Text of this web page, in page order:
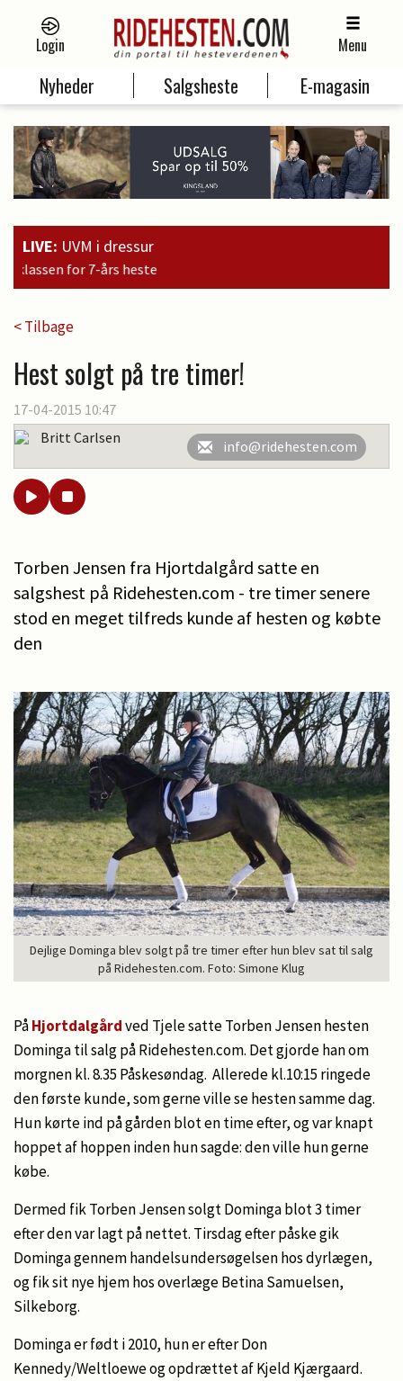
Login Menu
Nyheder Salgsheste E-magasin
LIVE: UVM i dressur
< Tilbage
Hest solgt på tre timer!
17-04-2015 10:47
Britt Carlsen
info@ridehesten.com
Torben Jensen fra Hjortdalgård satte en
salgshest på Ridehesten.com - tre timer senere
stod en meget tilfreds kunde af hesten og købte
den
Dejlige Dominga blev solgt på tre timer efter hun blev sat til salg
på Ridehesten.com. Foto: Simone Klug
PåHjortdalgårdved Tjele satte Torben Jensen hesten
Dominga til salg på Ridehesten.com. Det gjorde han om
morgnen kl. 8.35 Påskesøndag. Allerede kl.10:15 ringede
den første kunde, som gerne ville se hesten samme dag.
Hun kørte ind på gården blot en time efter, og var knapt
hoppet af hoppen inden hun sagde: den ville hun gerne
købe.
Dermed fik Torben Jensen solgt Dominga blot 3 timer
efter den var lagt på nettet. Tirsdag efter påske gik
Dominga gennem handelsundersøgelsen hos dyrlægen,
og fik sit nye hjem hos overlæge Betina Samuelsen,
Silkeborg.
Dominga er født i 2010, hun er efter Don
Kennedy/Weltloewe og opdrættet af Kjeld Kjærgaard.